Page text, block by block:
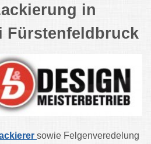
in
Fürstenfeldbruck
sowie Felgenveredelung